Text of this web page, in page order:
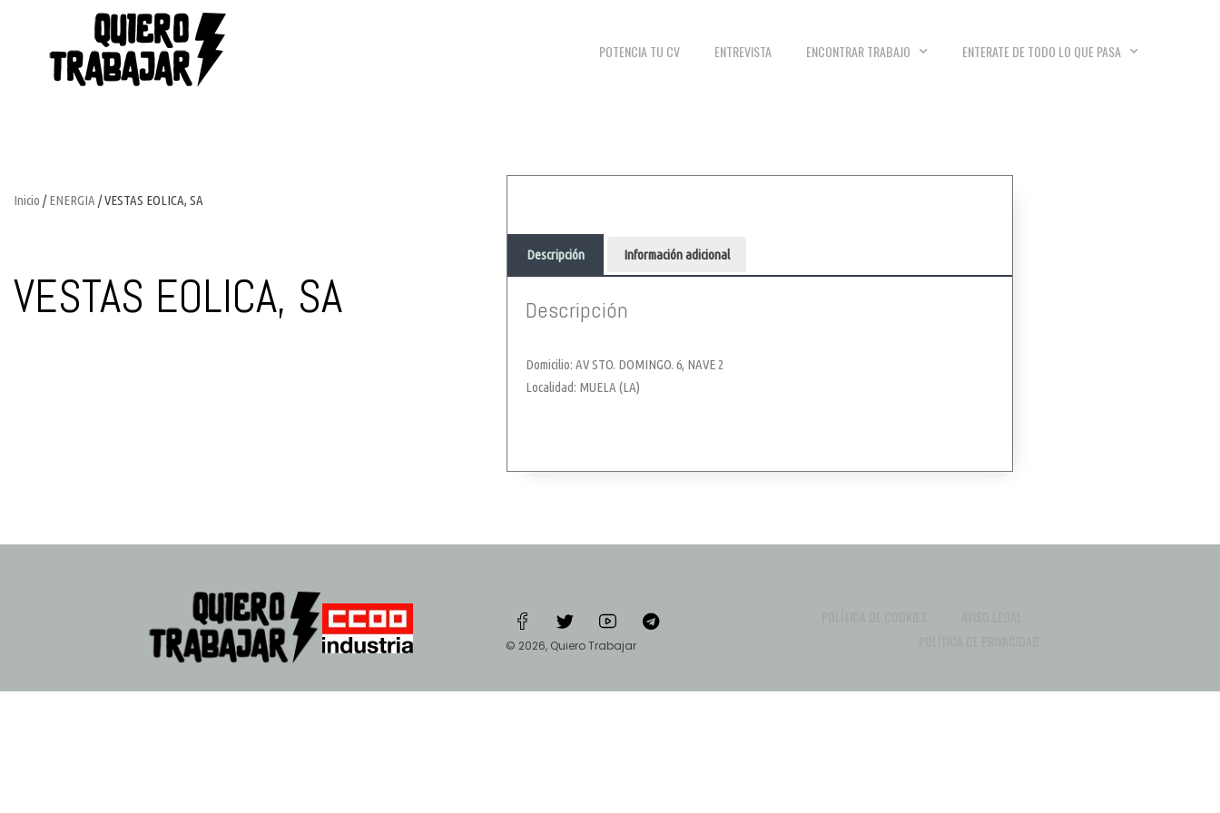
POTENCIA TU CV ENTREVISTA ENCONTRAR TRABAJO ENTERATE DE TODO LO QUE PASA
Inicio /ENERGIA / VESTAS EOLICA, SA
VESTAS EOLICA, SA
Descripción Información adicional
Descripción
Domicilio: AV STO. DOMINGO. 6, NAVE 2
Localidad: MUELA (LA)
© 2026, Quiero Trabajar